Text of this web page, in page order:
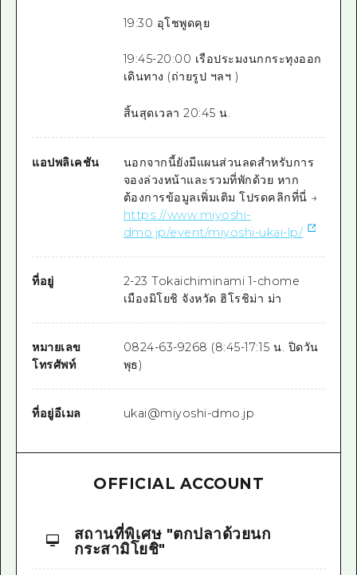
19:30 อุโชพูดคุย
19:45-20:00 เรือประมงนกกระทุงออก
เดินทาง (ถ่ายรูป ฯลฯ )
สิ้นสุดเวลา 20:45 น.
แอปพลิเคชัน
นอกจากนี้ยังมีแผนส่วนลดสำหรับการ
จองล่วงหน้าและรวมที่พักด้วย หาก
ต้องการข้อมูลเพิ่มเติม โปรดคลิกที่นี่ →
https://www.miyoshi-
dmo.jp/event/miyoshi-ukai-lp/
ที่อยู่
2-23 Tokaichiminami 1-chome
เมืองมิโยชิ จังหวัด ฮิโรชิม่า ม่า
หมายเลข
โทรศัพท์
0824-63-9268 (8:45-17:15 น. ปิดวัน
พุธ)
ที่อยู่อีเมล ukai@miyoshi-dmo.jp
OFFICIAL ACCOUNT
สถานที่พิเศษ "ตกปลาด้วยนก
กระสามิโยชิ"